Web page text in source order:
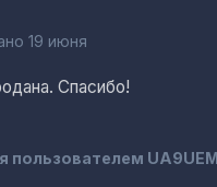
19 июня
Спасибо!
пользователем UA9UEM